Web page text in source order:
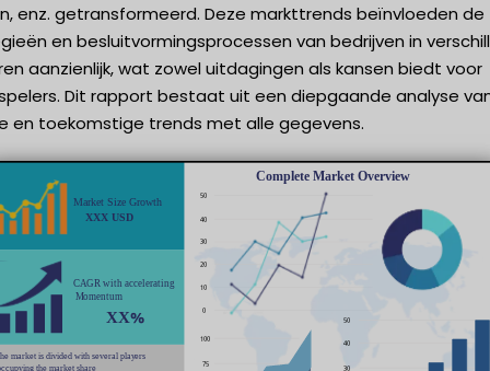
enz. getransformeerd. Deze markttrends beïnvloeden de
en besluitvormingsprocessen van bedrijven in
aanzienlijk, wat zowel uitdagingen als kansen biedt voor
Dit rapport bestaat uit een diepgaande analyse
en toekomstige trends met alle gegevens.